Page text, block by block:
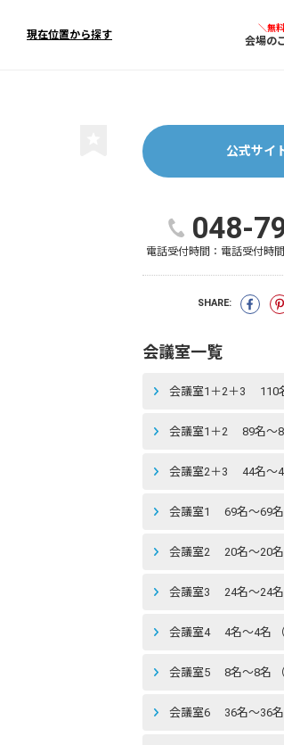
現在位置から探す 会場の
公式サイ
048-
電話受付時間： 電話受付時
SHARE:
会議室一覧
会議室1＋2＋3 110
会議室1＋2 89名〜
会議室2＋3 44名〜
会議室1 69名〜69名
会議室2 20名〜20名
会議室3 24名〜24名
会議室4 4名〜4名 （
会議室5 8名〜8名 （
会議室6 36名〜36名